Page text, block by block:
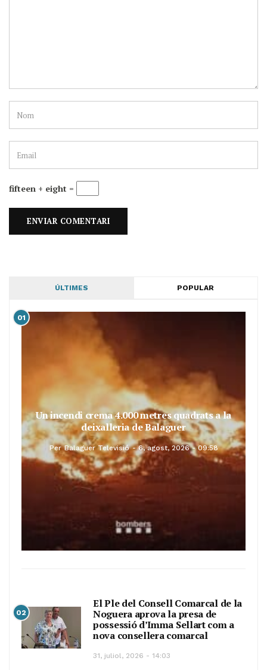
fifteen + eight =
ÚLTIMES POPULAR
01
Un incendi crema 4.000 metres quadrats a la
deixalleria de Balaguer
Per Balaguer Televisió 6, agost, 2026 - 09:58
02
El Ple del Consell Comarcal de la
Noguera aprova la presa de
possessió d’Imma Sellart com a
nova consellera comarcal
31, juliol, 2026 - 14:03